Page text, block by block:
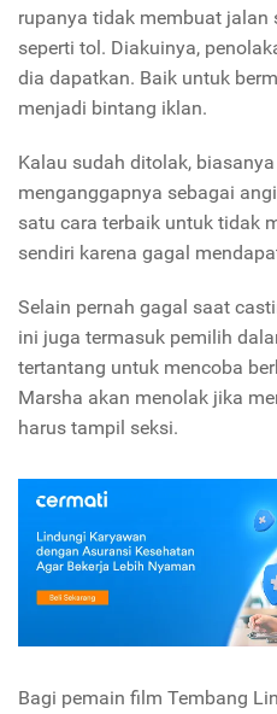
rupanya tidak membuat jalan
seperti tol. Diakuinya,
dia dapatkan. Baik untuk
menjadi bintang iklan.
Kalau sudah ditolak,
menganggapnya sebagai
satu cara terbaik untuk tidak
sendiri karena gagal
Selain pernah gagal saat
ini juga termasuk pemilih
tertantang untuk mencoba
Marsha akan menolak jika
harus tampil seksi.
Bagi pemain film Tembang